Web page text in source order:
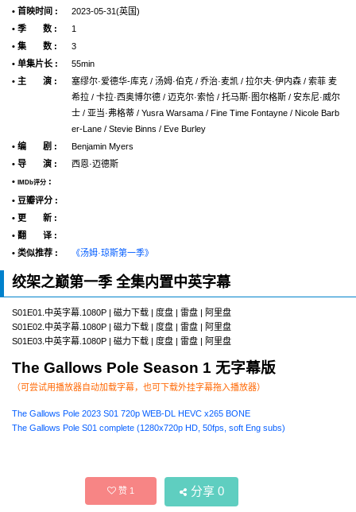
• 首映时间 :
2023-05-31(英国)
• 季 数 :
1
• 集 数 :
3
• 单集片长 :
55min
• 主 演 :
塞缪尔·爱德华-库克 / 汤姆·伯克 / 乔治·麦凯 / 拉尔夫·伊内森 / 索菲 麦
希拉 / 卡拉·西奥博尔德 / 迈克尔·索恰 / 托马斯·图尔格斯 / 安东尼·威尔
士 / 亚当·弗格蒂 / Yusra Warsama / Fine Time Fontayne / Nicole Barb
er-Lane / Stevie Binns / Eve Burley
• 编 剧 :
Benjamin Myers
• 导 演 :
西恩·迈德斯
•
IMDb评分 :
• 豆瓣评分 :
• 更 新 :
• 翻 译 :
• 类似推荐 :
《汤姆·琼斯第一季》
绞架之巅第一季 全集内置中英字幕
S01E01.中英字幕.1080P | 磁力下载 | 度盘 | 雷盘 | 阿里盘
S01E02.中英字幕.1080P | 磁力下载 | 度盘 | 雷盘 | 阿里盘
S01E03.中英字幕.1080P | 磁力下载 | 度盘 | 雷盘 | 阿里盘
The Gallows Pole Season 1 无字幕版
（可尝试用播放器自动加载字幕，也可下载外挂字幕拖入播放器）
The Gallows Pole 2023 S01 720p WEB-DL HEVC x265 BONE
The Gallows Pole S01 complete (1280x720p HD, 50fps, soft Eng subs)
赞1 分享 0